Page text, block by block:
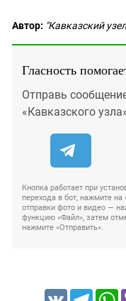
Автор: "Кавказский
Гласность
Отправь
«Кавказского
Кнопка работает при
перехода в бот, нажмите
отправки фото и видео —
функцию «Файл», затем
нажмите «Отправить».
VK